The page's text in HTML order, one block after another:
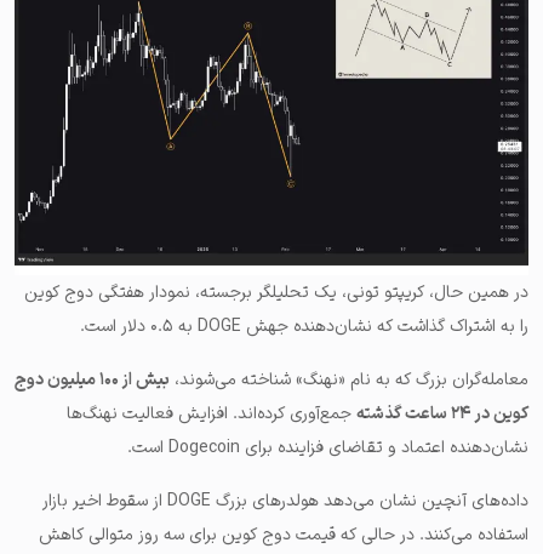
در همین حال، کریپتو تونی، یک تحلیلگر برجسته، نمودار هفتگی دوج کوین
را به اشتراک گذاشت که نشان‌دهنده جهش DOGE به ۰.۵ دلار است.
معامله‌گران بزرگ که به نام «نهنگ» شناخته می‌شوند،
بیش از ۱۰۰ میلیون دوج
کوین در ۲۴ ساعت گذشته
جمع‌آوری کرده‌اند. افزایش فعالیت نهنگ‌ها
نشان‌دهنده اعتماد و تقاضای فزاینده برای Dogecoin است.
داده‌های آنچین نشان می‌دهد هولدرهای بزرگ DOGE از سقوط اخیر بازار
استفاده می‌کنند. در حالی که قیمت دوج کوین برای سه روز متوالی کاهش